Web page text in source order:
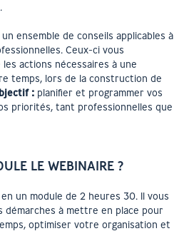
ensemble de conseils applicables à
Ceux-ci vous
actions nécessaires à une
temps, lors de la construction de
: planifier et programmer vos
priorités, tant professionnelles que
LE WEBINAIRE ?
un module de 2 heures 30. Il vous
démarches à mettre en place pour
optimiser votre organisation et